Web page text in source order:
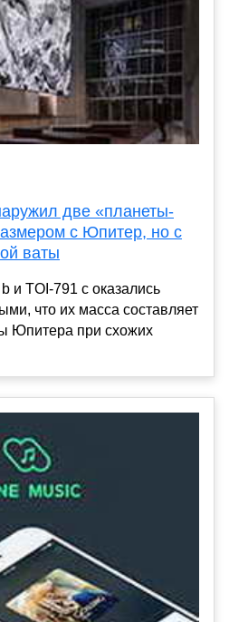
две «планеты-
с Юпитер, но с
ваты
и TOI-791 c оказались
что их масса составляет
Юпитера при схожих